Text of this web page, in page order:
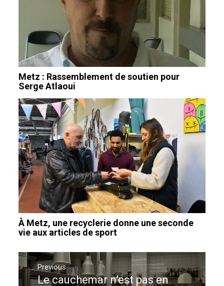
Metz : Rassemblement de soutien pour
Serge Atlaoui
À Metz, une recyclerie donne une seconde
vie aux articles de sport
Navigation
de
Previous
Previous
Le cauchemar n’est pas en